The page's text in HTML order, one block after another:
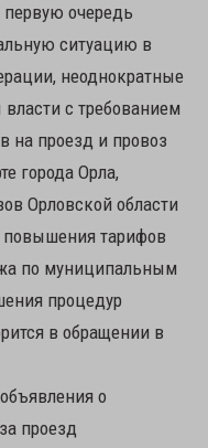
очередь
ситуацию в
неоднократные
с требованием
на проезд и провоз
города Орла,
Орловской области
повышения тарифов
по муниципальным
процедур
в обращении в
о
проезд